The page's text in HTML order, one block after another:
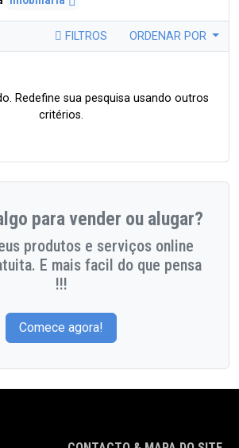
FILTROS ORDENAR POR
Redefine sua pesquisa usando outros
critérios.
para vender ou alugar?
produtos e serviços online
E mais facil do que pensa
!!!
Comece agora!